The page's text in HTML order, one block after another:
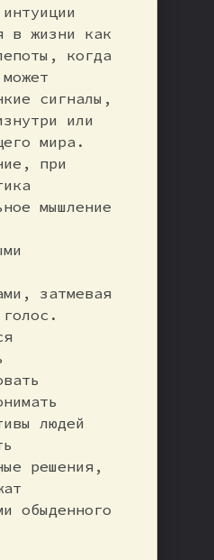
в жизни как
когда
сигналы,
или
мира.
при
мышление
затмевая
людей
решения,
обыденного